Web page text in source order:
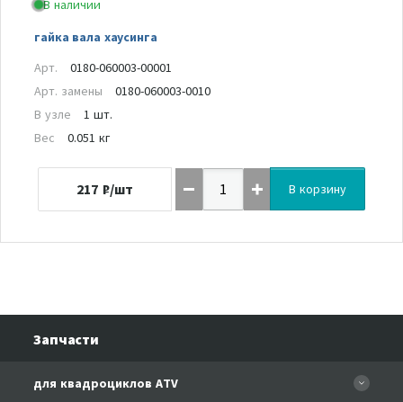
В наличии
гайка вала хаусинга
Арт.
0180-060003-00001
Арт. замены
0180-060003-0010
В узле
1 шт.
Вес
0.051 кг
217 ₽/шт В корзину
Запчасти
для квадроциклов ATV